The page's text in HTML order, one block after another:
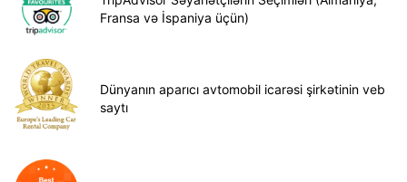
Fransa və İspaniya üçün)
Dünyanın aparıcı avtomobil icarəsi şirkətinin veb
saytı